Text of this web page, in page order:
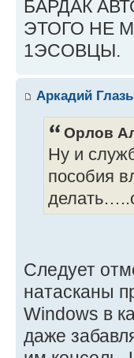
БАРДАК
ЭТОГО НЕ
1ЭСОВЦЫ.
Аркадий
Орлов
Ну и
пособия
Следует
натасканы
Windows в
даже